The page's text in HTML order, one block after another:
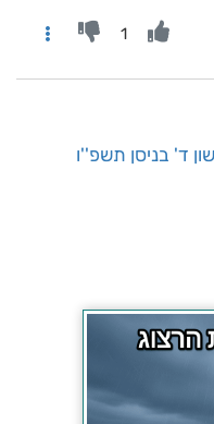
1
ד' בניסן תשפ''ו